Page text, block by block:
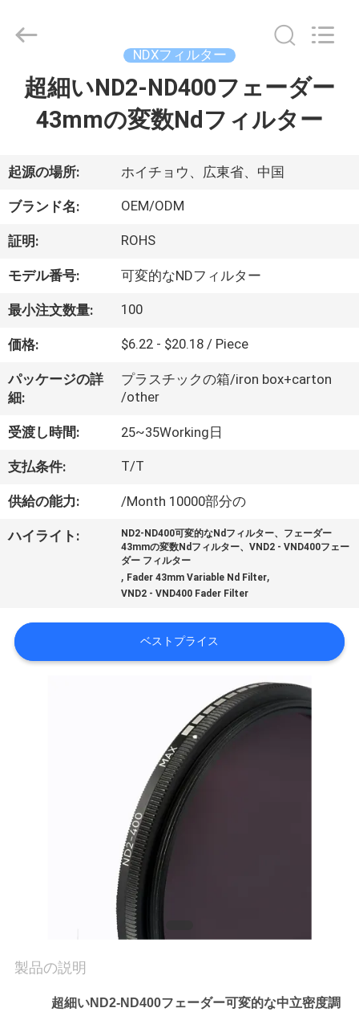
ロ
ダ
ク
ト
達
に
つ
い
て
工
行
絡
2020
Shadow
Technology
NDXフィルター
超細いND2-ND400フェーダー
43mmの変数Ndフィルター
起源の場所: ホイチョウ、広東省、中国
ブランド名: OEM/ODM
証明: ROHS
モデル番号: 可変的なNDフィルター
最小注文数量: 100
価格: $6.22 - $20.18 / Piece
パッケージの詳
細:
プラスチックの箱/iron box+carton
/other
受渡し時間: 25~35Working日
支払条件: T/T
供給の能力: /Month 10000部分の
ハイライト:
ND2-ND400可変的なNdフィルター、フェーダー
43mmの変数Ndフィルター、VND2 - VND400フェー
ダー フィルター
, Fader 43mm Variable Nd Filter,
VND2 - VND400 Fader Filter
ベストプライス
製品の説明
超細いND2-ND400フェーダー可変的な中立密度調